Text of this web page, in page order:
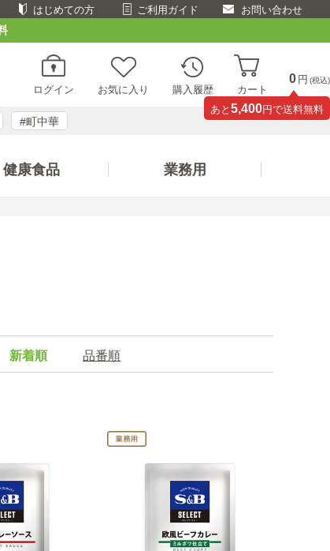
はじめての方 ご利用ガイド お問い合わせ
ログイン お気に入り 購入履歴 カート
0 円 (税込)
あと 5,400円で送料無料
#町中華
健康食品 業務用
新着順 品番順